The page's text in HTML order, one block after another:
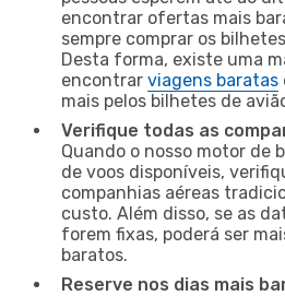
encontrar ofertas mais
sempre comprar os
Desta forma, existe uma
encontrar viagens baratas
mais pelos bilhetes de
Verifique todas as
Quando o nosso motor de
de voos disponíveis,
companhias aéreas
custo. Além disso, se as
forem fixas, poderá ser
baratos.
Reserve nos dias mais